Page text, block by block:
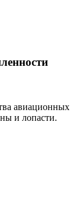
авиационных
и лопасти.